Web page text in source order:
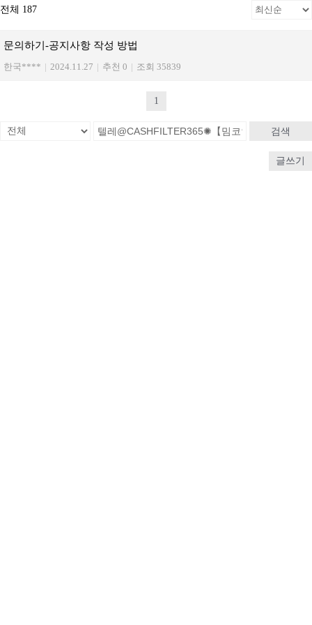
전체 187
문의하기-공지사항 작성 방법
한국**** | 2024.11.27 | 추천 0 | 조회 35839
1
검색
글쓰기